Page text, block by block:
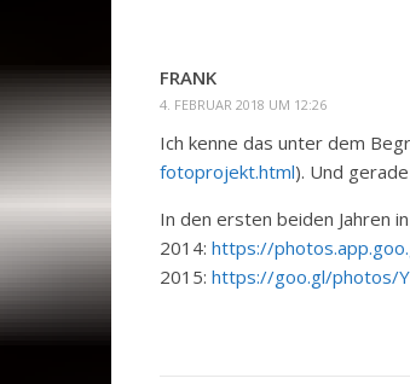
FRANK
4. FEBRUAR 2018 UM 12:26
Ich kenne das unter dem
fotoprojekt.html). Und
In den ersten beiden Jahren
2014: https://
2015: https://goo.gl/photos/